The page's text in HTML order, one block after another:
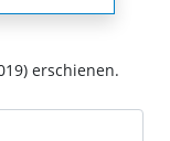
erschienen.